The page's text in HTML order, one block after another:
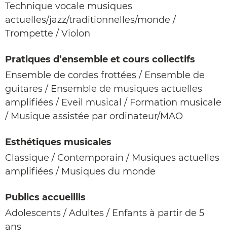
Technique vocale musiques
actuelles/jazz/traditionnelles/monde /
Trompette / Violon
Pratiques d’ensemble et cours collectifs
Ensemble de cordes frottées / Ensemble de
guitares / Ensemble de musiques actuelles
amplifiées / Eveil musical / Formation musicale
/ Musique assistée par ordinateur/MAO
Esthétiques musicales
Classique / Contemporain / Musiques actuelles
amplifiées / Musiques du monde
Publics accueillis
Adolescents / Adultes / Enfants à partir de 5
ans